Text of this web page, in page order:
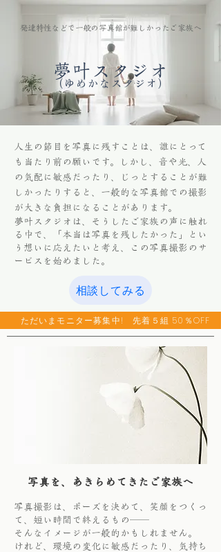
発達特性などで一般の写真館が難しかったご家族へ
夢叶スタジオ
（ゆめかなスタジオ）
人生の節目を写真に残すことは、誰にとって
も当たり前の願いです。しかし、音や光、人
の気配に敏感だったり、じっとすることが難
しかったりすると、一般的な写真館での撮影
が大きな負担になることがあります。
夢叶スタジオは、そうしたご家族の声に触れ
る中で、「本当は写真を残したかった」とい
う想いに応えたいと考え、この写真撮影のサ
ービスを始めました。
相談してみる
ただいまモニター募集中! 先着５組 50％OFF
写真を、あきらめてきたご家族へ
写真撮影は、ポーズを決めて、笑顔をつくっ
て、短い時間で終えるもの──
そんなイメージが一般的かもしれません。
けれど、環境の変化に敏感だったり、気持ち